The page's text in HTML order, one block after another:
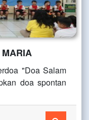
"Doa Salam
doa spontan